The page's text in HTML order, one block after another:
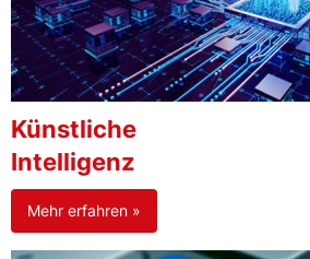
Künstliche
Intelligenz
Mehr erfahren »